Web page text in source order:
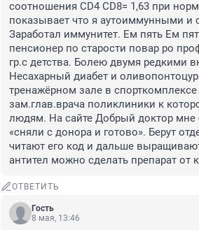
соотношения CD4 CD8= 1,63 при
показывает что я аутоиммунными и
Заработал иммунитет. Ем пять Ем
пенсионер по старости повар ро
гр.с детства. Болею двумя редкими
Несахарный диабет и
тренажёрном зале в
зам.глав.врача поликлиники к
людям. На сайте Добрый доктор мне
«сняли с донора и готово». Берут
читают его код и дальше
антител можно сделать препарат от
ОТВЕТИТЬ
Гость
8 мая, 13:46